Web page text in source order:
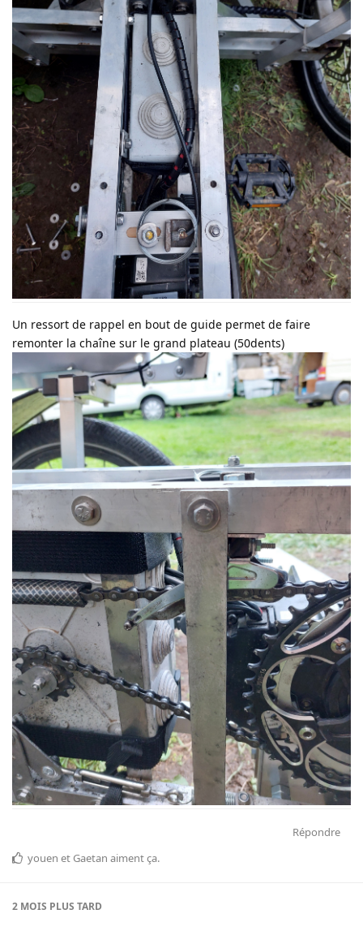
Un ressort de rappel en bout de guide permet de faire
remonter la chaîne sur le grand plateau (50dents)
Répondre
youen et Gaetan aiment ça.
2 MOIS PLUS TARD